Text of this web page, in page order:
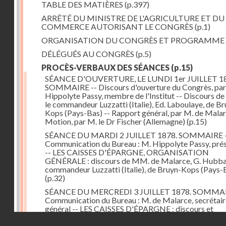
TABLE DES MATIÈRES (p.397)
ARRÊTÉ DU MINISTRE DE L'AGRICULTURE ET DU
COMMERCE AUTORISANT LE CONGRÈS (p.1)
ORGANISATION DU CONGRÈS ET PROGRAMME
DÉLÉGUÉS AU CONGRÈS (p.5)
PROCÈS-VERBAUX DES SÉANCES (p.15)
SÉANCE D'OUVERTURE, LE LUNDI 1er JUILLET
SOMMAIRE -- Discours d'ouverture du Congrès,
Hippolyte Passy, membre de l'Institut -- Discours
le commandeur Luzzatti (Italie), Ed. Laboulaye, de
Kops (Pays-Bas) -- Rapport général, par M. de
Motion, par M. le Dr Fischer (Allemagne) (p.15)
SÉANCE DU MARDI 2 JUILLET 1878. SOMMAIRE
Communication du Bureau : M. Hippolyte Passy,
-- LES CAISSES D'ÉPARGNE, ORGANISATION
GÉNÉRALE : discours de MM. de Malarce, G.
commandeur Luzzatti (Italie), de Bruyn-Kops (Pays-
(p.32)
SÉANCE DU MERCREDI 3 JUILLET 1878.
Communication du Bureau : M. de Malarce,
général -- LES CAISSES D'ÉPARGNE : discours et